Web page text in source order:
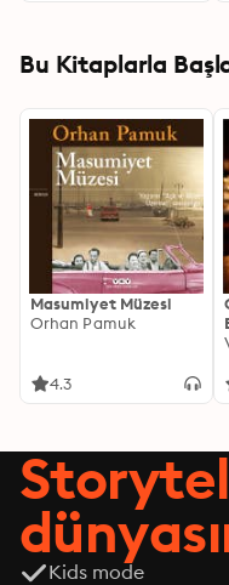
Bu Kitaplarla
Masumiyet Müzesi
Orhan Pamuk
4.3
Storytel
Kids mode